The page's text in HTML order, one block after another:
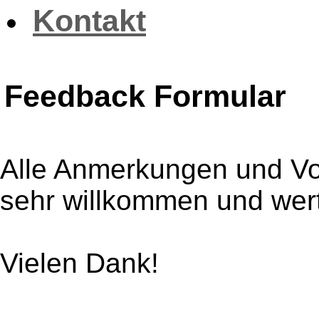
Kontakt
Feedback Formular
Alle Anmerkungen und
sehr willkommen und
Vielen Dank!